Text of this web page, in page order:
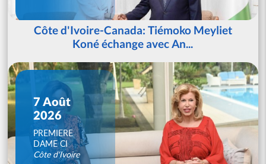
Côte d'Ivoire-Canada: Tiémoko Meyliet
Koné échange avec An...
7 Août
2026
PREMIERE
DAME CI
Côte d'Ivoire